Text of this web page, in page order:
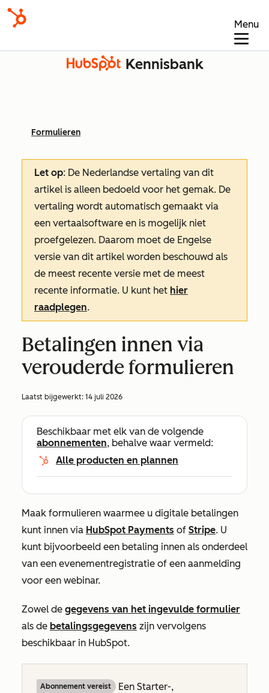
Menu
Kennisbank
Formulieren
Let op: De Nederlandse vertaling van dit
artikel is alleen bedoeld voor het gemak. De
vertaling wordt automatisch gemaakt via
een vertaalsoftware en is mogelijk niet
proefgelezen. Daarom moet de Engelse
versie van dit artikel worden beschouwd als
de meest recente versie met de meest
recente informatie. U kunt het hier
raadplegen.
Betalingen innen via
verouderde formulieren
Laatst bijgewerkt: 14 juli 2026
Beschikbaar met elk van de volgende
abonnementen, behalve waar vermeld:
Alle producten en plannen
Maak formulieren waarmee u digitale betalingen
kunt innen via HubSpot Payments of Stripe. U
kunt bijvoorbeeld een betaling innen als onderdeel
van een evenementregistratie of een aanmelding
voor een webinar.
Zowel de gegevens van het ingevulde formulier
als de betalingsgegevens zijn vervolgens
beschikbaar in HubSpot.
Abonnement vereist Een Starter-,